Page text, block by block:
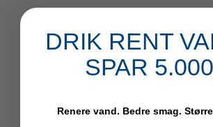
DRIK RENT
SPAR
Renere vand. Bedre smag.